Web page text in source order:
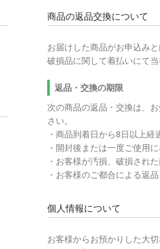
商品の返品交換について
お届けした商品がお申込み
破損品に関して着払いにて当
返品・交換の期限
次の商品の返品・交換は、
さい。
・商品到着日から8日以上経
・開封後または一度ご使用
・お客様が汚損、破損され
・お客様のご都合による返
個人情報について
お客様からお預かりした大